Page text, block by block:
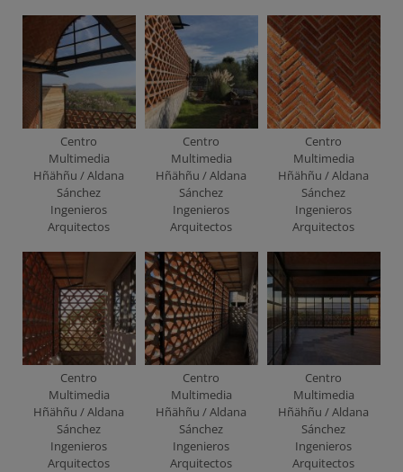
Centro
Multimedia
Hñähñu / Aldana
Sánchez
Ingenieros
Arquitectos
Centro
Multimedia
Hñähñu / Aldana
Sánchez
Ingenieros
Arquitectos
Centro
Multimedia
Hñähñu / Aldana
Sánchez
Ingenieros
Arquitectos
Centro
Multimedia
Hñähñu / Aldana
Sánchez
Ingenieros
Arquitectos
Centro
Multimedia
Hñähñu / Aldana
Sánchez
Ingenieros
Arquitectos
Centro
Multimedia
Hñähñu / Aldana
Sánchez
Ingenieros
Arquitectos